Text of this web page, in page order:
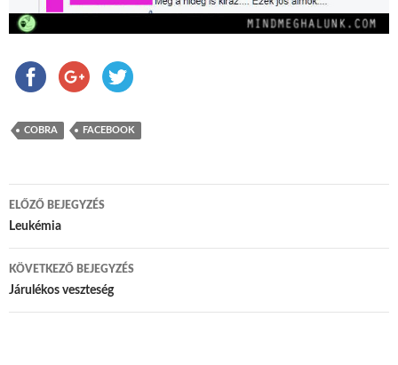
COBRA FACEBOOK
Bejegyzés navigáció
ELŐZŐ BEJEGYZÉS
Leukémia
KÖVETKEZŐ BEJEGYZÉS
Járulékos veszteség